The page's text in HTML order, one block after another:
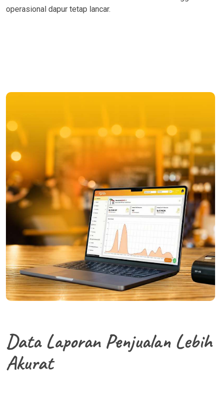
operasional dapur tetap lancar.
Data Laporan Penjualan Lebih
Akurat